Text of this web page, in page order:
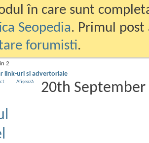
în care sunt
Seopedia. Primul
forumisti.
2
link-uri si advertoriale
Afișează 20th